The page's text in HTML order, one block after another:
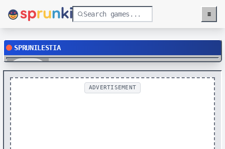
Menu
≡
SPRUNILESTIA
Play
ADVERTISEMENT